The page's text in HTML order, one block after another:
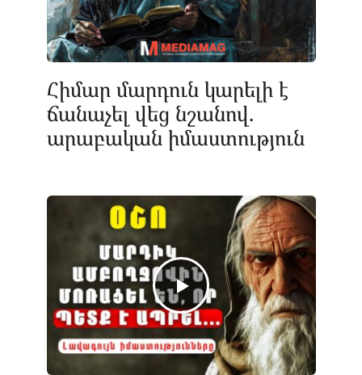
Հիմար մարդուն կարելի է
ճանաչել վեց նշանով.
արաբական իմաստություն